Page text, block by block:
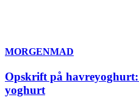
MORGENMAD
Opskrift på
yoghurt